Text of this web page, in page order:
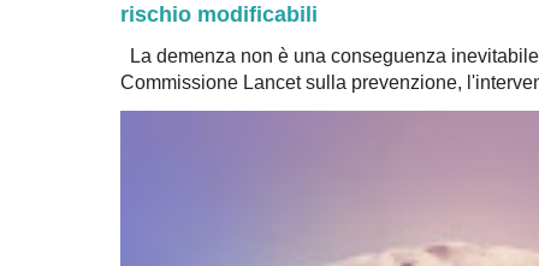
rischio modificabili
La demenza non è una conseguenza
Commissione Lancet sulla prevenzione,